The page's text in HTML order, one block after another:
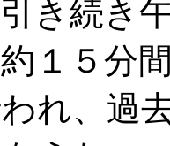
き続き
１５分
れ、過